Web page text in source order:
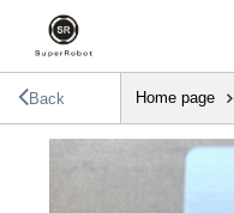
Back Home page